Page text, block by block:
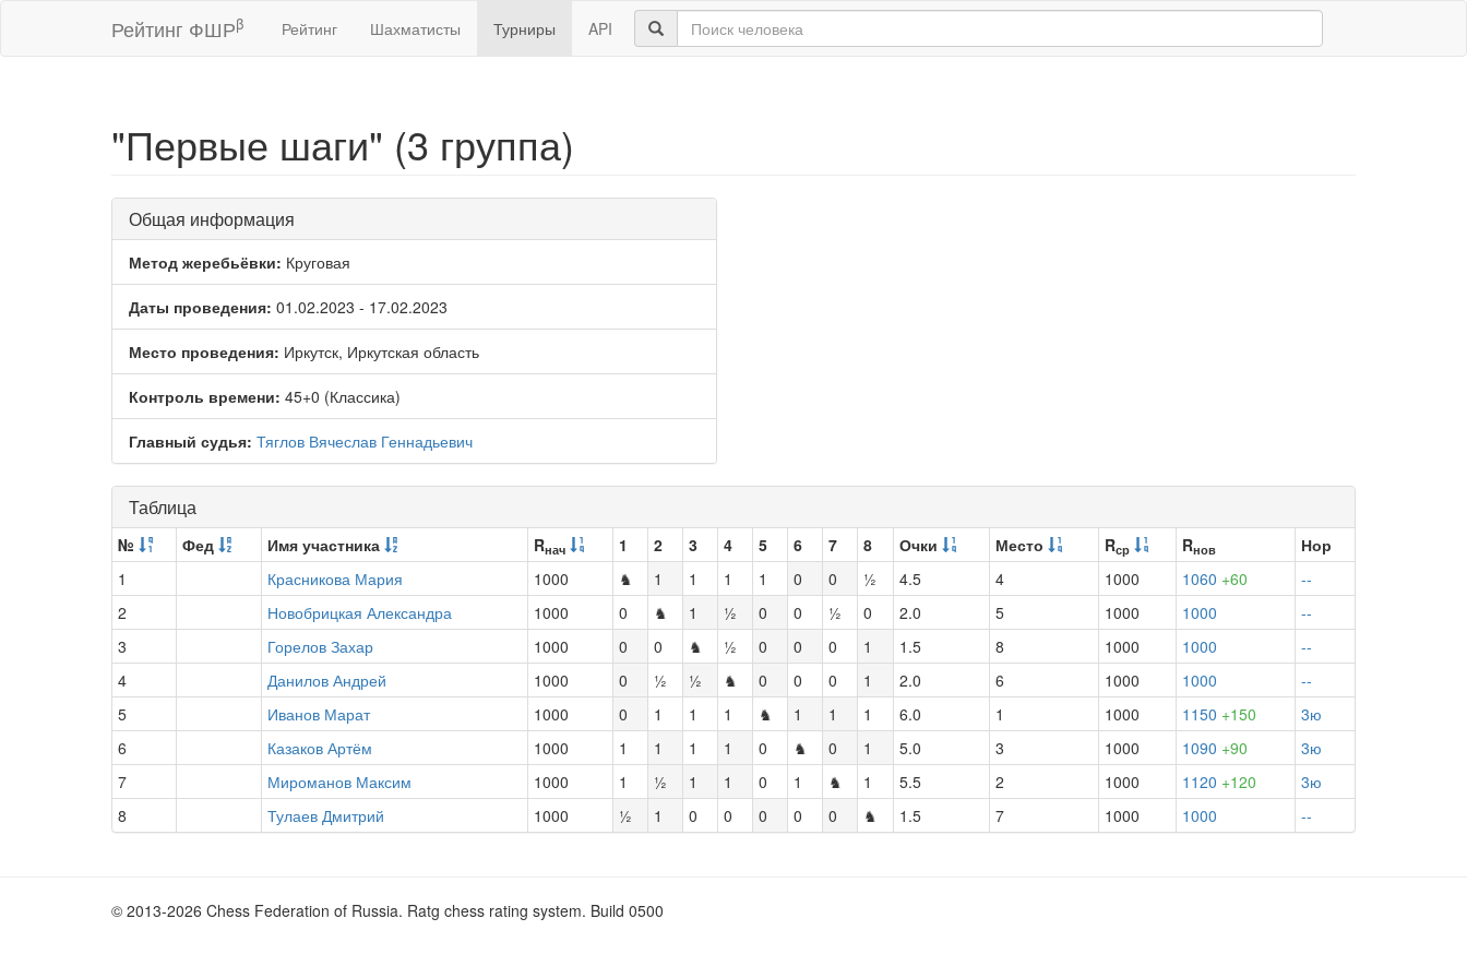
Рейтинг ФШРβ Рейтинг Шахматисты Турниры API
"Первые шаги" (3 группа)
Общая информация
Метод жеребьёвки: Круговая
Даты проведения: 01.02.2023 - 17.02.2023
Место проведения: Иркутск, Иркутская область
Контроль времени: 45+0 (Классика)
Главный судья: Тяглов Вячеслав Геннадьевич
Таблица
№ Фед Имя участника Rнач 1 2 3 4 5 6 7 8 Очки Место Rср Rнов
Нор
1
Красникова Мария 1000 ♞ 1 1 1 1 0 0 ½ 4.5 4 1000 1060 +60
--
2
Новобрицкая Александра 1000 0 ♞ 1 ½ 0 0 ½ 0 2.0 5 1000 1000
--
3
Горелов Захар 1000 0 0 ♞ ½ 0 0 0 1 1.5 8 1000 1000
--
4
Данилов Андрей 1000 0 ½ ½ ♞ 0 0 0 1 2.0 6 1000 1000
--
5
Иванов Марат 1000 0 1 1 1 ♞ 1 1 1 6.0 1 1000 1150 +150
3ю
6
Казаков Артём 1000 1 1 1 1 0 ♞ 0 1 5.0 3 1000 1090 +90
3ю
7
Мироманов Максим 1000 1 ½ 1 1 0 1 ♞ 1 5.5 2 1000 1120 +120
3ю
8
Тулаев Дмитрий 1000 ½ 1 0 0 0 0 0 ♞ 1.5 7 1000 1000 --
© 2013-2026 Chess Federation of Russia. Ratg chess rating system. Build 0500